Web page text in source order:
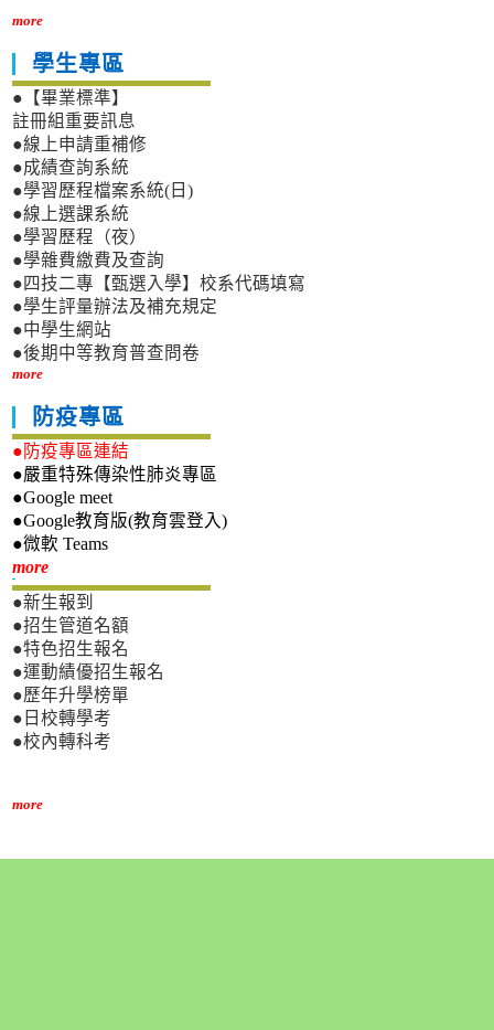
more
學生專區
●【畢業標準】
註冊組重要訊息
●線上申請重補修
●成績查詢系統
●學習歷程檔案系統(日)
●線上選課系統
●學習歷程（夜）
●學雜費繳費及查詢
●四技二專【甄選入學】校系代碼填寫
●學生評量辦法及補充規定
●中學生網站
●後期中等教育普查問卷
more
防疫專區
●防疫專區連結
●嚴重特殊傳染性肺炎專區
●Google meet
●Google教育版(教育雲登入)
●微軟 Teams
more新生專區
●新生報到
●招生管道名額
●特色招生報名
●運動績優招生報名
●歷年升學榜單
●日校轉學考
●校內轉科考
more